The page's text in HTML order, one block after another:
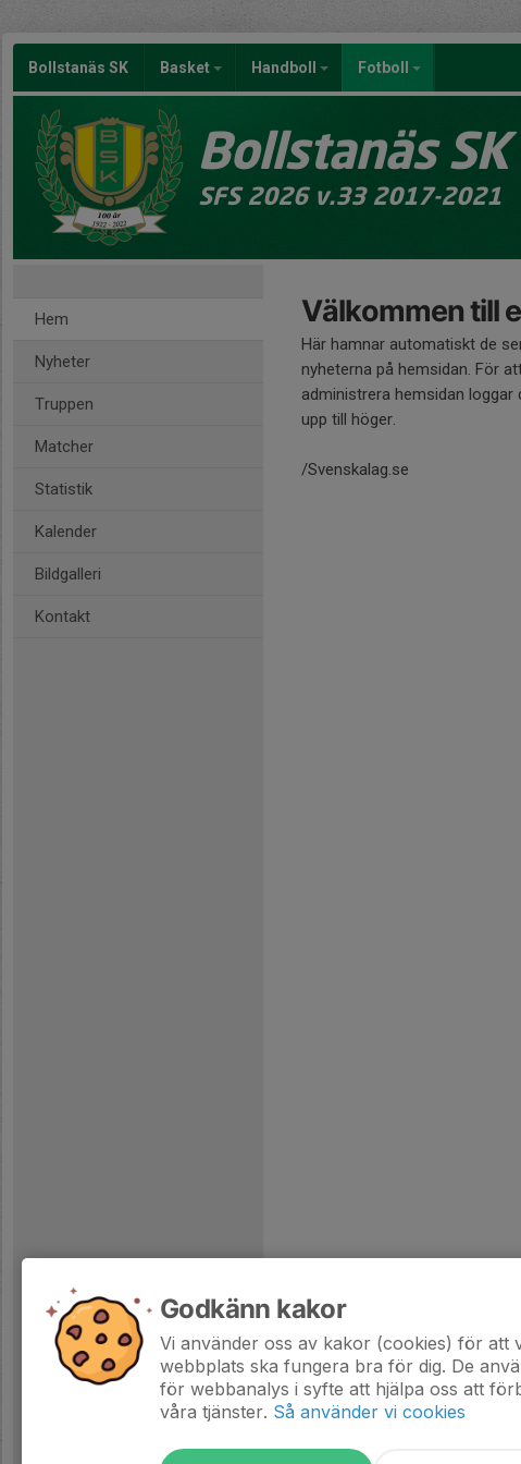
Bollstanäs SK Basket Handboll Fotboll
Bollstanäs SK
SFS 2026 v.33 2017-2021
Hem
Nyheter
Truppen
Matcher
Statistik
Kalender
Bildgalleri
Kontakt
Välkommen till
Här hamnar automatiskt de
nyheterna på hemsidan. För
administrera hemsidan loggar
upp till höger.
/Svenskalag.se
Godkänn kakor
Vi använder oss av kakor (cookies) för att
webbplats ska fungera bra för dig. De
för webbanalys i syfte att hjälpa oss att
våra tjänster. Så använder vi cookies